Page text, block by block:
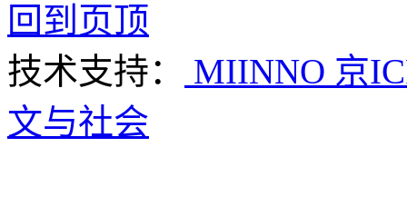
回到页顶
技术支持：
MIINNO 京
文与社会